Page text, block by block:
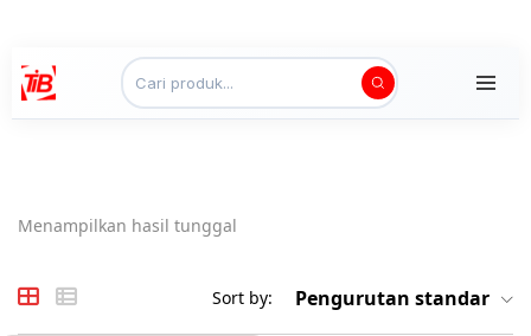
Menampilkan hasil tunggal
Sort by: Pengurutan standar